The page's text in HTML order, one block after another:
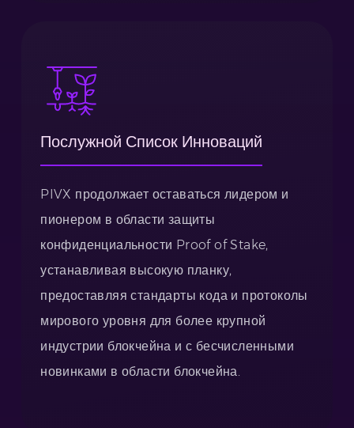
Послужной Список Инноваций
PIVX продолжает оставаться лидером и
пионером в области защиты
конфиденциальности Proof of Stake,
устанавливая высокую планку,
предоставляя стандарты кода и протоколы
мирового уровня для более крупной
индустрии блокчейна и с бесчисленными
новинками в области блокчейна.